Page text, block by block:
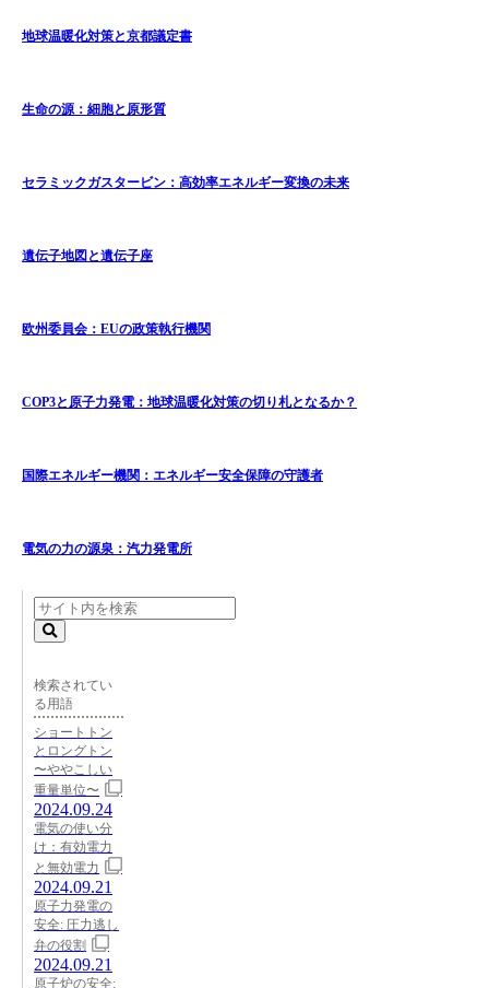
地球温暖化対策と京都議定書
生命の源：細胞と原形質
セラミックガスタービン：高効率エネルギー変換の未来
遺伝子地図と遺伝子座
欧州委員会：EUの政策執行機関
COP3と原子力発電：地球温暖化対策の切り札となるか？
国際エネルギー機関：エネルギー安全保障の守護者
電気の力の源泉：汽力発電所
検索されてい
る用語
ショートトン
とロングトン
〜ややこしい
重量単位〜
2024.09.24
電気の使い分
け：有効電力
と無効電力
2024.09.21
原子力発電の
安全: 圧力逃し
弁の役割
2024.09.21
原子炉の安全: